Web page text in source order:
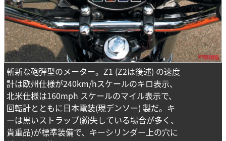
斬新な砲弾型のメーター。Z1 (Z2は後述) の速度
計は欧州仕様が240km/hスケールのキロ表示、
北米仕様は160mph スケールのマイル表示で、
回転計とともに日本電装(現デンソー) 製だ。キ
ーは黒いストラップ(紛失している場合が多く、
貴重品)が標準装備で、キーシリンダー上の穴に